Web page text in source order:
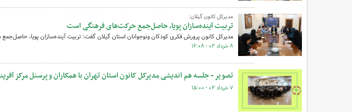
مدیرکل کانون گیلان:
تربیت آینده‌سازان پویا، حاصل‌جمع حرکت‌های فرهنگی است
مدیرکل کانون پرورش فکری کودکان ونوجوانان استان گیلان گفت: تربیت آینده‌سازان پویا،
۸ خرداد ۰۲ - ۱۶:۰۸
تصویر - جلسه هم اندیشی مدیرکل کانون استان تهران با همکاران و پرسنل مرکز
۷ خرداد ۰۲ - ۱۵:۰۰